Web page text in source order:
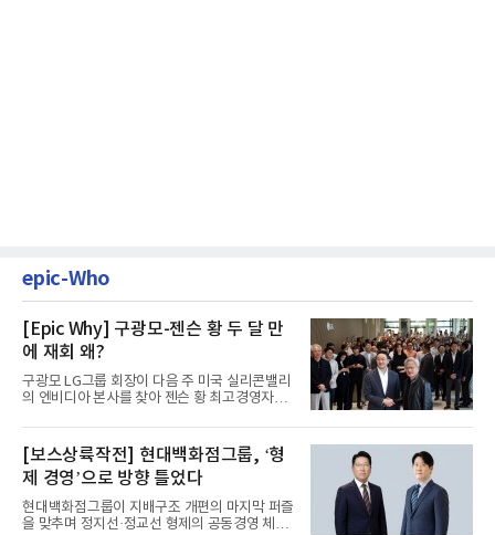
epic-Who
[Epic Why] 구광모-젠슨 황 두 달 만
에 재회 왜?
구광모 LG그룹 회장이 다음 주 미국 실리콘밸리
의 엔비디아 본사를 찾아 젠슨 황 최고경영자
[보스상륙작전] 현대백화점그룹, ‘형
제 경영’으로 방향 틀었다
현대백화점그룹이 지배구조 개편의 마지막 퍼즐
을 맞추며 정지선·정교선 형제의 공동경영 체제